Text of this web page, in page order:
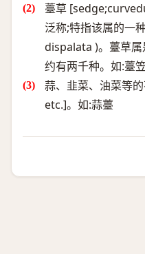
薹草
泛称;特指该属的
dispalata )。薹草属
约有两千种。如:薹
蒜、韭菜、油菜等
etc.]。如:蒜薹